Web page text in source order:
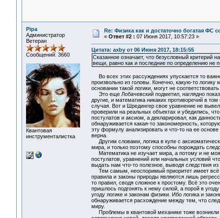
Pipa
Администратор
Ветеран
Сообщений: 3660
Квантовая
инструменталистка
Re: Физика как и достаточно богатая ФС
« Ответ #2 : 07 Июня 2017, 10:57:23 »
Цитата: axby от 06 Июня 2017, 18:15:55
Сказанное означает, что безусловный критерий
вещи, равно как и последние по определению не
Во всех этих рассуждениях упускается то
произвольно из головы. Конечно, какую-то
основании такой логики, могут не
Это еще Лобачевский подметил, наглядно
другие, и математика никаких противоречий в
случая. Вот и Шредингер свое уравнение не
проверили на реальных объектах и убедились,
постулатов и аксиом, а декларировал, как
обнаруживается какая-то закономерность,
эту формулу анализировать и что-то на ее
верна.
Другим словами, логика в купе с
мира, и только поэтому способны порождать
Математика не изучает мира, а потому и не
постулатов, уравнений или начальных условий
выдать нам что-то полезное, выводя следствия
Тем самым, неоспоримый приоритет имеет всё
правила и законы природы являются лишь
то правил, сводя сложное к простому. Всё это
пришлось подгонять к нему силой, а порой в
угоду логике и законам физики. Ибо логика и
обнаруживается расхождение между тем, что
миру.
Проблемы в квантовой механике тоже возникли